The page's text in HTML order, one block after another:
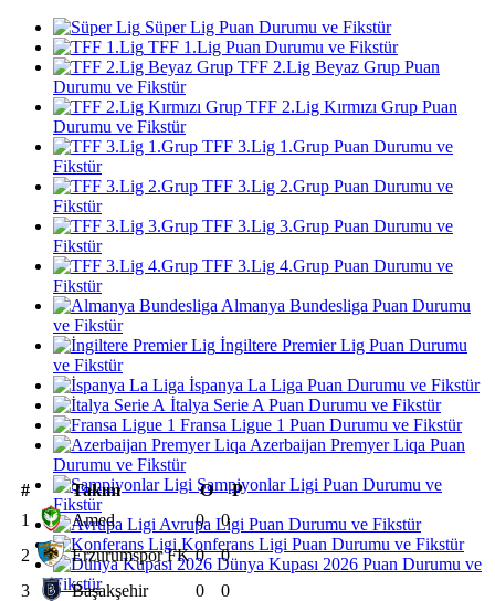
Süper Lig Puan Durumu ve Fikstür
TFF 1.Lig Puan Durumu ve Fikstür
TFF 2.Lig Beyaz Grup Puan
Durumu ve Fikstür
TFF 2.Lig Kırmızı Grup Puan
Durumu ve Fikstür
TFF 3.Lig 1.Grup Puan Durumu ve
Fikstür
TFF 3.Lig 2.Grup Puan Durumu ve
Fikstür
TFF 3.Lig 3.Grup Puan Durumu ve
Fikstür
TFF 3.Lig 4.Grup Puan Durumu ve
Fikstür
Almanya Bundesliga Puan Durumu
ve Fikstür
İngiltere Premier Lig Puan Durumu
ve Fikstür
İspanya La Liga Puan Durumu ve Fikstür
İtalya Serie A Puan Durumu ve Fikstür
Fransa Ligue 1 Puan Durumu ve Fikstür
Azerbaijan Premyer Liqa Puan
Durumu ve Fikstür
Şampiyonlar Ligi Puan Durumu ve
Fikstür
Avrupa Ligi Puan Durumu ve Fikstür
Konferans Ligi Puan Durumu ve Fikstür
Dünya Kupası 2026 Puan Durumu ve
Fikstür
# Takım O
P
1
Amed 0
0
2
Erzurumspor FK 0
0
3
Başakşehir 0
0